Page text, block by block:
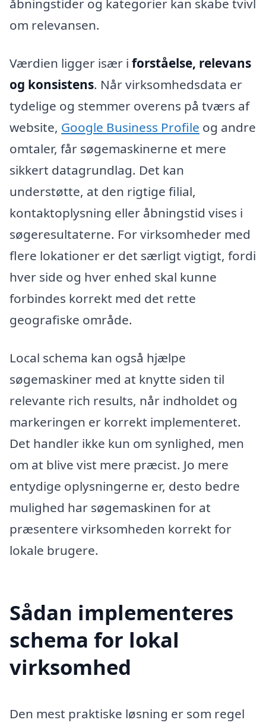
åbningstider og kategorier kan skabe tvivl
om relevansen.
Værdien ligger især i forståelse, relevans
og konsistens. Når virksomhedsdata er
tydelige og stemmer overens på tværs af
website, Google Business Profile og andre
omtaler, får søgemaskinerne et mere
sikkert datagrundlag. Det kan
understøtte, at den rigtige filial,
kontaktoplysning eller åbningstid vises i
søgeresultaterne. For virksomheder med
flere lokationer er det særligt vigtigt, fordi
hver side og hver enhed skal kunne
forbindes korrekt med det rette
geografiske område.
Local schema kan også hjælpe
søgemaskiner med at knytte siden til
relevante rich results, når indholdet og
markeringen er korrekt implementeret.
Det handler ikke kun om synlighed, men
om at blive vist mere præcist. Jo mere
entydige oplysningerne er, desto bedre
mulighed har søgemaskinen for at
præsentere virksomheden korrekt for
lokale brugere.
Sådan implementeres
schema for lokal
virksomhed
Den mest praktiske løsning er som regel